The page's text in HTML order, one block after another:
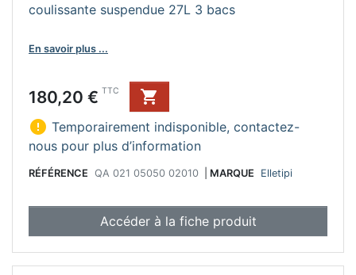
coulissante suspendue 27L 3 bacs
En savoir plus ...
Prix
180,20 € TTC

 Temporairement indisponible, contactez-
nous pour plus d’information
RÉFÉRENCE QA 021 05050 02010 MARQUE Elletipi
Accéder à la fiche produit